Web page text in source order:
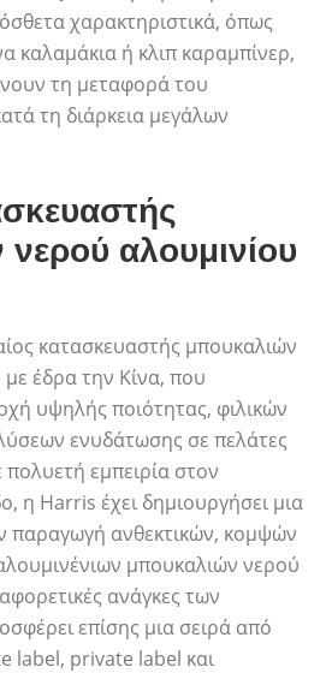
χαρακτηριστικά, όπως
καλαμάκια ή κλιπ καραμπίνερ,
τη μεταφορά του
τη διάρκεια μεγάλων
αλουμινίου
κατασκευαστής μπουκαλιών
έδρα την Κίνα, που
υψηλής ποιότητας, φιλικών
ενυδάτωσης σε πελάτες
εμπειρία στον
η Harris έχει δημιουργήσει μια
παραγωγή ανθεκτικών, κομψών
μπουκαλιών νερού
ανάγκες των
επίσης μια σειρά από
label, private label και